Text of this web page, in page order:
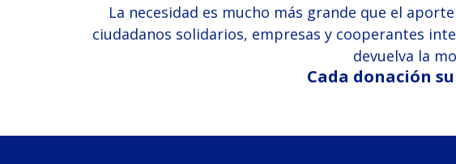
La necesidad es mucho más grande que el
ciudadanos solidarios, empresas y cooperantes
devuelva la
Cada donación